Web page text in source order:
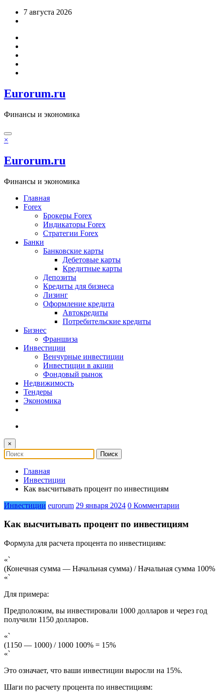
Перейти7 августа 2026
Eurorum.ru
Финансы и экономика
×
Eurorum.ru
Финансы и экономика
Главная
Forex
Брокеры Forex
Индикаторы Forex
Стратегии Forex
Банки
Банковские карты
Дебетовые карты
Кредитные карты
Депозиты
Кредиты для бизнеса
Лизинг
Оформление кредита
Автокредиты
Потребительские кредиты
Бизнес
Франшиза
Инвестиции
Венчурные инвестиции
Инвестиции в акции
Фондовый рынок
Недвижимость
Тендеры
Экономика
×
Главная
Инвестиции
Как высчитывать процент по инвестициям
Инвестиции eurorum 29 января 2024 0 Комментарии
Как высчитывать процент по инвестициям
Формула для расчета процента по инвестициям:
«`
(Конечная сумма — Начальная сумма) / Начальная сумма 100%
«`
Для примера:
Предположим, вы инвестировали 1000 долларов и через год
получили 1150 долларов.
«`
(1150 — 1000) / 1000 100% = 15%
«`
Это означает, что ваши инвестиции выросли на 15%.
Шаги по расчету процента по инвестициям: